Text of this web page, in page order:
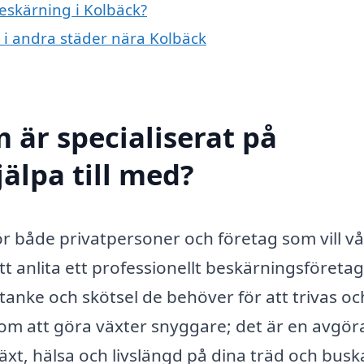
i Kolbäck?
andra städer nära Kolbäck
är specialiserat på
till med?
både privatpersoner och företag som vill
anlita ett professionellt
och skötsel de behöver för att trivas
att göra växter snyggare; det är en
hälsa och livslängd på dina träd och